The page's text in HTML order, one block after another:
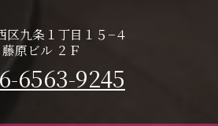
区九条１丁目１５−４
藤原ビル ２Ｆ
6563-9245